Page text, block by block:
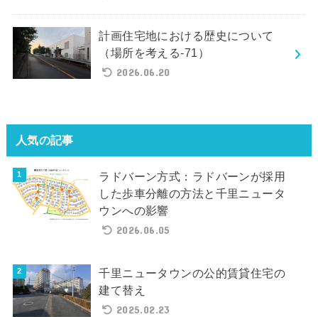
計画住宅地における歴史について
（場所を考える-71）
2026.06.20
人気の記事
ラドバーン方式：ラドバーンが採用
した歩車分離の方法と千里ニュータ
ウンへの影響
2026.06.05
千里ニュータウンの公的賃貸住宅の
建て替え
2025.02.23